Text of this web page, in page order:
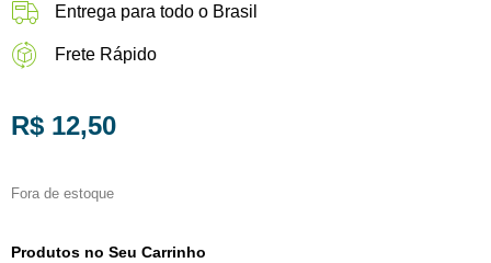
Entrega para todo o Brasil
Frete Rápido
R$ 12,50
Fora de estoque
Produtos no Seu Carrinho